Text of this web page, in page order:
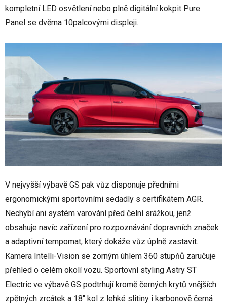
kompletní LED osvětlení nebo plně digitální kokpit Pure
Panel se dvěma 10palcovými displeji.
V nejvyšší výbavě GS pak vůz disponuje předními
ergonomickými sportovními sedadly s certifikátem AGR.
Nechybí ani systém varování před čelní srážkou, jenž
obsahuje navíc zařízení pro rozpoznávání dopravních značek
a adaptivní tempomat, který dokáže vůz úplně zastavit.
Kamera Intelli-Vision se zorným úhlem 360 stupňů zaručuje
přehled o celém okolí vozu. Sportovní styling Astry ST
Electric ve výbavě GS podtrhují kromě černých krytů vnějších
zpětných zrcátek a 18" kol z lehké slitiny i karbonově černá